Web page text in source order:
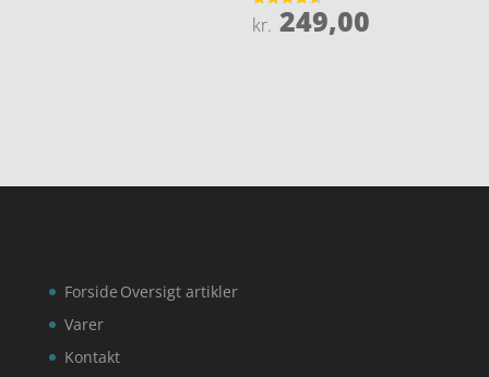
Vurderet
4.6
kr. 249,00
Forside
Varer
Kontakt
Oversigt artikler